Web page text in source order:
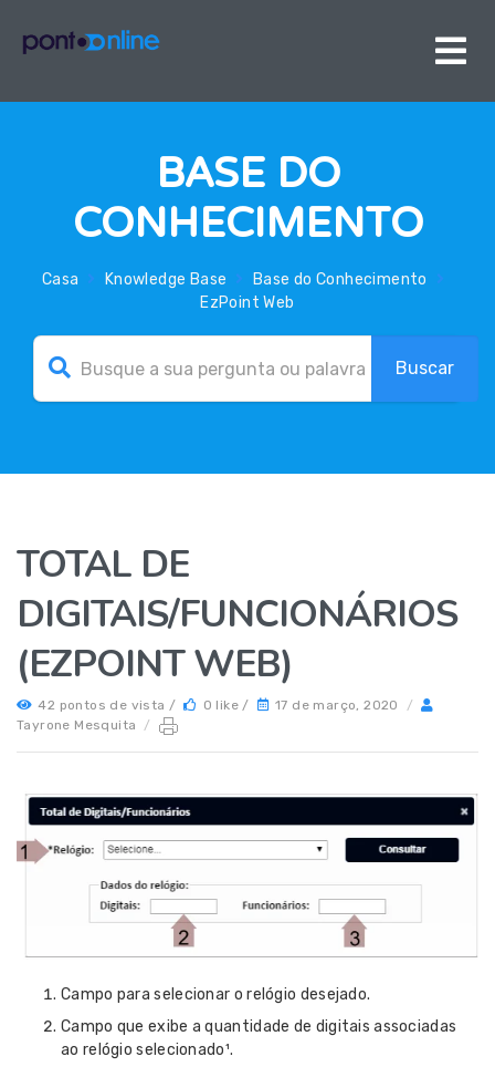
BASE DO
CONHECIMENTO
Casa Knowledge Base
Base do Conhecimento
EzPoint Web
TOTAL DE
DIGITAIS/FUNCIONÁRIOS
(EZPOINT WEB)
42 pontos de vista / 0 like / 17 de março, 2020
/
Tayrone Mesquita
/
Campo para selecionar o relógio desejado.
Campo que exibe a quantidade de digitais associadas
ao relógio selecionado¹.